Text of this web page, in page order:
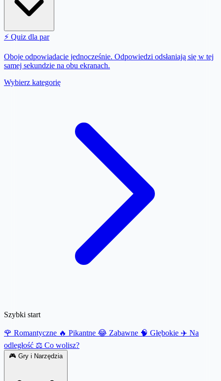
⚡ Quiz dla par
Oboje odpowiadacie jednocześnie. Odpowiedzi odsłaniają się w tej
samej sekundzie na obu ekranach.
Wybierz kategorię
Szybki start
🌹 Romantyczne 🔥 Pikantne 😂 Zabawne 🧠 Głębokie ✈️ Na
odległość ⚖️ Co wolisz?
🎮 Gry i Narzędzia